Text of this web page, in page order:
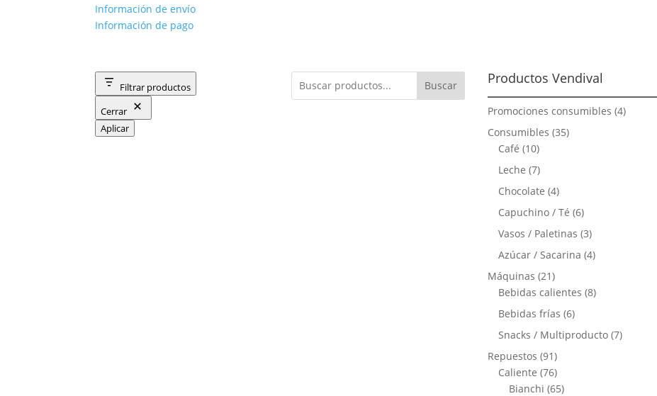
Información de envío
Información de pago
Filtrar productos
Cerrar
Aplicar
Buscar Productos Vendival
Promociones consumibles 44
Consumibles 3535
Café 1010
productos
Leche 77
productos
Chocolate 44
productos
Capuchino / Té 66
productos
Vasos / Paletinas 33
productos
Azúcar / Sacarina 44
Máquinas 2121
productos
Bebidas calientes 88
Bebidas frías 66
productos
Snacks / Multiproducto 77
Repuestos 9191
productos
Caliente 7676
productos
Bianchi 6565